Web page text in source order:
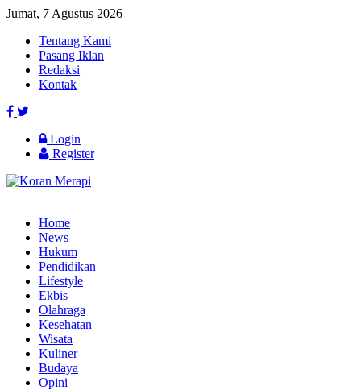
Jumat, 7 Agustus 2026
Tentang Kami
Pasang Iklan
Redaksi
Kontak
Login
Register
Home
News
Hukum
Pendidikan
Lifestyle
Ekbis
Olahraga
Kesehatan
Wisata
Kuliner
Budaya
Opini